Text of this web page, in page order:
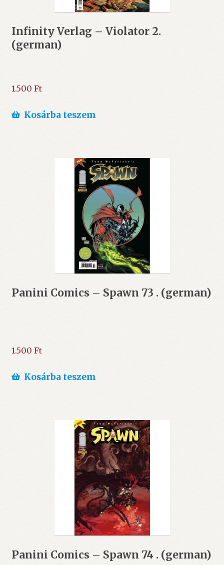
Infinity Verlag – Violator 2.
(german)
1.500 Ft
Kosárba teszem
Panini Comics – Spawn 73 . (german)
1.500 Ft
Kosárba teszem
Panini Comics – Spawn 74 . (german)